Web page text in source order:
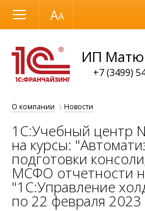
Размер шрифта
ИП
+7 (3499)
О компании Новости
1С:Учебный центр
на курсы:
подготовки
МСФО отчетности
"1С:Управление
по 22 февраля 2023